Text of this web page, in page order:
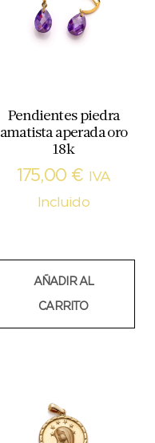
Pendientes piedra
amatista aperada oro
18k
175,00 €
IVA
Incluido
AÑADIR AL
CARRITO